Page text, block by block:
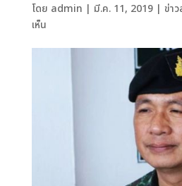
โดย admin | มี.ค. 11, 2019| ข่า
เห็น